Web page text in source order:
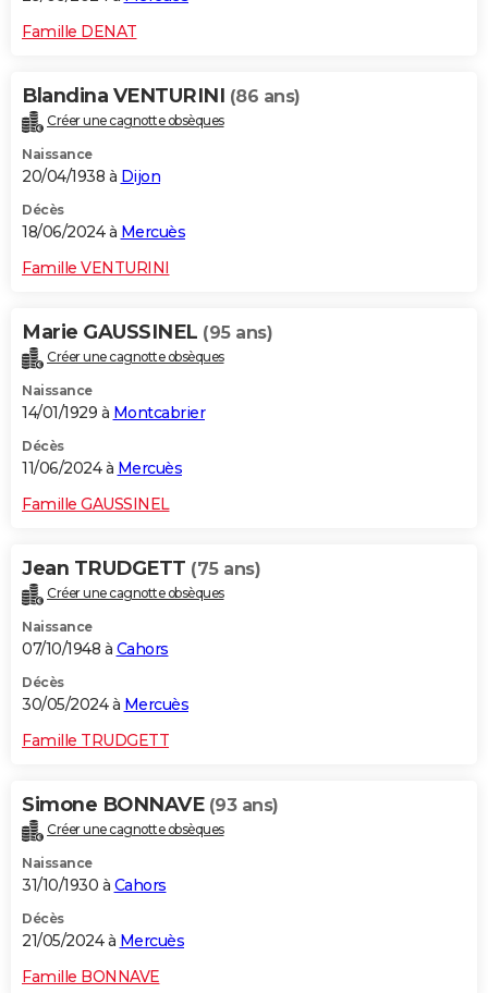
Famille DENAT
Blandina VENTURINI (86 ans)
Créer une cagnotte obsèques
Naissance
20/04/1938 à Dijon
Décès
18/06/2024 à Mercuès
Famille VENTURINI
Marie GAUSSINEL (95 ans)
Créer une cagnotte obsèques
Naissance
14/01/1929 à Montcabrier
Décès
11/06/2024 à Mercuès
Famille GAUSSINEL
Jean TRUDGETT (75 ans)
Créer une cagnotte obsèques
Naissance
07/10/1948 à Cahors
Décès
30/05/2024 à Mercuès
Famille TRUDGETT
Simone BONNAVE (93 ans)
Créer une cagnotte obsèques
Naissance
31/10/1930 à Cahors
Décès
21/05/2024 à Mercuès
Famille BONNAVE